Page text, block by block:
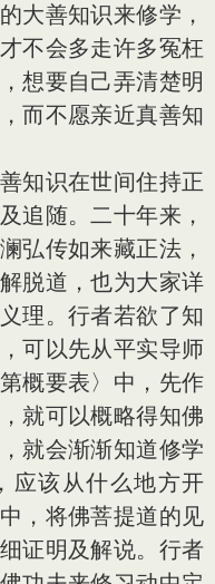
大善知识来修学，
不会多走许多冤枉
想要自己弄清楚明
而不愿亲近真善知
知识在世间住持正
追随。二十年来，
弘传如来藏正法，
脱道，也为大家详
理。行者若欲了知
可以先从平实导师
概要表〉中，先作
就可以概略得知佛
就会渐渐知道修学
应该从什么地方开
，将佛菩提道的见
证明及解说。行者